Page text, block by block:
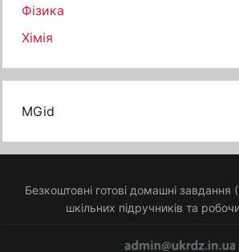
Фізика
Хімія
MGid
Безкоштовні готові домашні завдання
шкільних підручників та